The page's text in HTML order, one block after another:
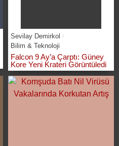
Sevilay Demirkol
Bilim & Teknoloji
Falcon 9 Ay’a Çarptı: Güney
Kore Yeni Krateri Görüntüledi